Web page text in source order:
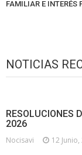
FAMILIAR E INTERÉS
NOTICIAS
RESOLUCIONES
2026
Nocisavi 12